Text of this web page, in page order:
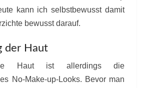
kann ich selbstbewusst damit
bewusst darauf.
der Haut
Haut ist allerdings die
No-Make-up-Looks. Bevor man